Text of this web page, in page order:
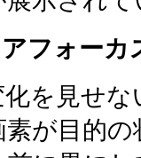
フォーカ
を見せ
が目的